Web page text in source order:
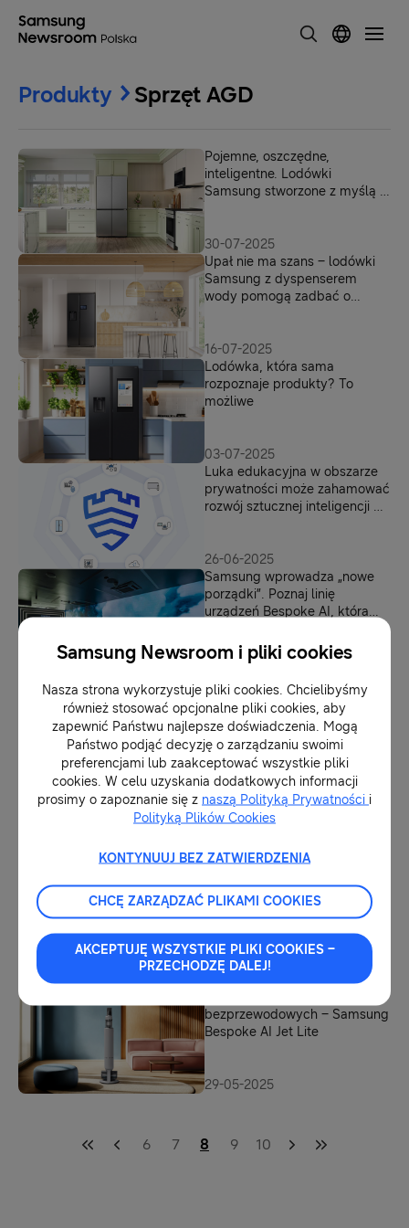
Produkty Sprzęt AGD
Pojemne, oszczędne,
inteligentne. Lodówki
Samsung stworzone z myślą o
30-07-2025
Upał nie ma szans – lodówki
Samsung z dyspenserem
wody pomogą zadbać o
16-07-2025
Lodówka, która sama
rozpoznaje produkty? To
możliwe
03-07-2025
Luka edukacyjna w obszarze
prywatności może zahamować
rozwój sztucznej inteligencji w
26-06-2025
Samsung wprowadza „nowe
porządki”. Poznaj linię
urządzeń Bespoke AI, która
24-06-2025
Zapewnienie dobrego snu
przez całą noc: współpraca
klimatyzatorów i urządzeń
nasobnych Samsung
10-06-2025
Samsung i Jamie Oliver łączą
siły. Restaurator zaprojektował
przepisy z myślą o
Samsung Knox: podróżuj
spokojnie – technologia chroni
05-06-2025
bezprzewodowych – Samsung
Bespoke AI Jet Lite
29-05-2025
6 7 8 9 10
Samsung Newsroom i pliki cookies
Nasza strona wykorzystuje pliki cookies. Chcielibyśmy
również stosować opcjonalne pliki cookies, aby
zapewnić Państwu najlepsze doświadczenia. Mogą
Państwo podjąć decyzję o zarządzaniu swoimi
preferencjami lub zaakceptować wszystkie pliki
cookies. W celu uzyskania dodatkowych informacji
prosimy o zapoznanie się z naszą Polityką Prywatności i
Polityką Plików Cookies
KONTYNUUJ BEZ ZATWIERDZENIA
CHCĘ ZARZĄDZAĆ PLIKAMI COOKIES
AKCEPTUJĘ WSZYSTKIE PLIKI COOKIES –
PRZECHODZĘ DALEJ!